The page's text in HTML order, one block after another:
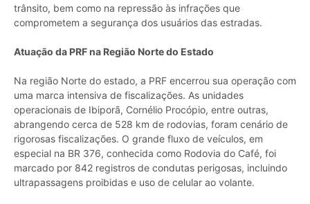
trânsito, bem como na repressão às infrações que
comprometem a segurança dos usuários das estradas.
Atuação da PRF na Região Norte do Estado
Na região Norte do estado, a PRF encerrou sua operação com
uma marca intensiva de fiscalizações. As unidades
operacionais de Ibiporã, Cornélio Procópio, entre outras,
abrangendo cerca de 528 km de rodovias, foram cenário de
rigorosas fiscalizações. O grande fluxo de veículos, em
especial na BR 376, conhecida como Rodovia do Café, foi
marcado por 842 registros de condutas perigosas, incluindo
ultrapassagens proibidas e uso de celular ao volante.